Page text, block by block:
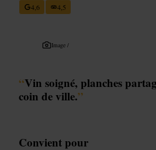
4,6
4,5
Image /
“Vin soigné, planches
coin de ville.”
Convient pour